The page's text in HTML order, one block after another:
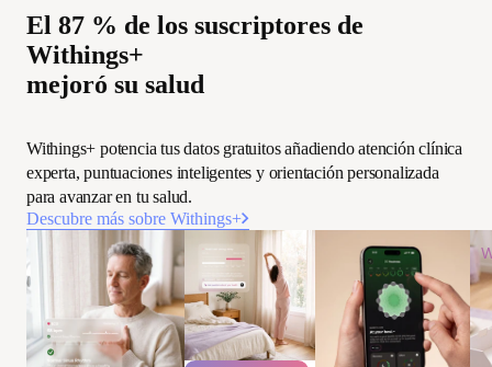
El 87 % de los suscriptores de
Withings+
mejoró su salud
Withings+ potencia tus datos gratuitos añadiendo atención clínica
experta, puntuaciones inteligentes y orientación personalizada
para avanzar en tu salud.
Descubre más sobre Withings+